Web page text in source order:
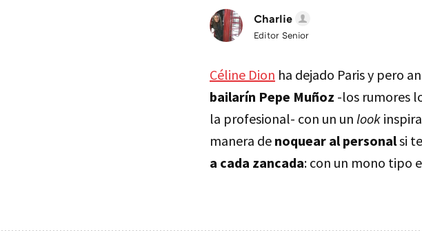
Charlie
Editor Senior
Céline Dion ha dejado Paris y pero
bailarín Pepe Muñoz -los rumores
la profesional- con un un look
manera de noquear al personalsi
a cada zancada: con un mono tipo